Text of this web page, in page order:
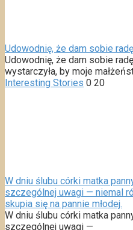
Udowodnię, że dam sobie radę
Udowodnię, że dam sobie
wystarczyła, by moje
Interesting Stories 0 20
W dniu ślubu córki matka
szczególnej uwagi — niemal
skupia się na pannie młodej.
W dniu ślubu córki matka
szczególnej uwagi —